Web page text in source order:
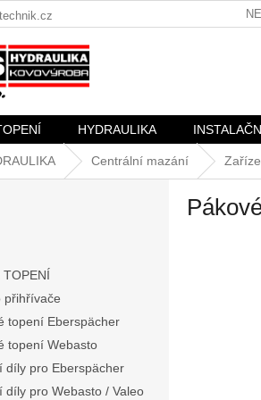
HYDRAULIKA
Centrální mazání
TOPENÍ
přihřívače
topení Eberspächer
topení Webasto
díly pro Eberspächer
díly pro Webasto / Valeo